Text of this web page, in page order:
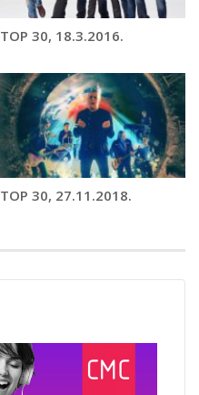
TOP 30, 18.3.2016.
TOP 30, 27.11.2018.